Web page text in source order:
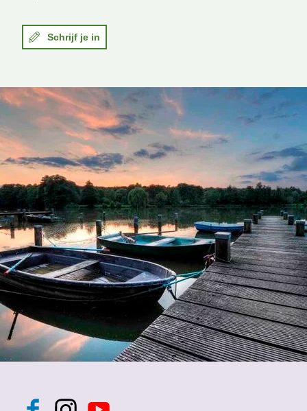
Schrijf je in
F I Y